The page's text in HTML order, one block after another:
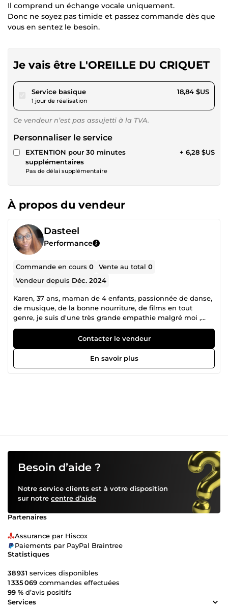
Il comprend un échange vocale uniquement.
Donc ne soyez pas timide et passez commande dès que
vous en sentez le besoin.
Je vais être L'OREILLE DU CRIQUET
Service basiquepour 17,36 $US
1 jour de réalisation
18,84 $US
Ce vendeur n’est pas assujetti à la TVA.
Personnaliser le service
EXTENTION pour 30 minutes
supplémentaires
Pas de délai supplémentaire
+ 6,28 $US
À propos du vendeur
Dasteel
Performance
Commande en cours0 Vente au total0
Vendeur depuis Déc. 2024
Karen, 37 ans, maman de 4 enfants, passionnée de danse,
de musique, de la bonne nourriture, de films en tout
genre, je suis d'une très grande empathie malgré moi ,
j'attire les personnes voulant se confier, extérioriser ce
qu'elles ressentent. Je déborde de joie de vivre et si cela
suffit pour remonter le moral de personnes qui en ont
besoin je le ferais avec joie, alors si vous avez besoin
d'écoute et de conseils contactez moi. Pour vous servir.
Contacter le vendeur
En savoir plus
Besoin d’aide ?
Notre service clients est à votre disposition
sur notre centre d’aide
Partenaires
Assurance par Hiscox
Paiements par PayPal Braintree
Statistiques
38 931 services disponibles
1 335 069 commandes effectuées
99 % d’avis positifs
Services